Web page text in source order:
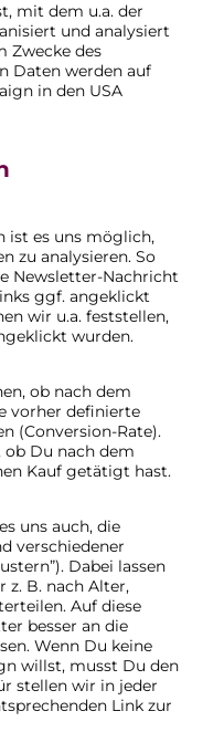
mit dem u.a. der
und analysiert
Zwecke des
Daten werden auf
in den USA
ist es uns möglich,
zu analysieren. So
Newsletter-Nachricht
ggf. angeklickt
wir u.a. feststellen,
wurden.
ob nach dem
vorher definierte
(Conversion-Rate).
ob Du nach dem
Kauf getätigt hast.
uns auch, die
verschiedener
Dabei lassen
z. B. nach Alter,
Auf diese
besser an die
Wenn Du keine
willst, musst Du den
stellen wir in jeder
Link zur